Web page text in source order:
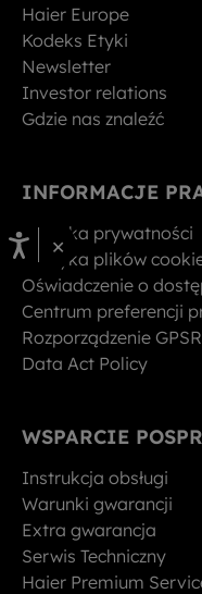
Haier Europe
Kodeks Etyki
Newsletter
Investor relations
Gdzie nas znaleźć
INFORMACJE
Polityka prywatności
Polityka plików
Oświadczenie o
Centrum preferencji
Rozporządzenie
Data Act Policy
WSPARCIE
Instrukcja obsługi
Warunki gwarancji
Extra gwarancja
Serwis Techniczny
Haier Premium
×